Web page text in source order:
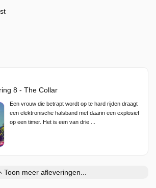
8 - The Collar
Een vrouw die betrapt wordt op te hard rijden draagt
een elektronische halsband met daarin een explosief
op een timer. Het is een van drie ...
Toon meer afleveringen...